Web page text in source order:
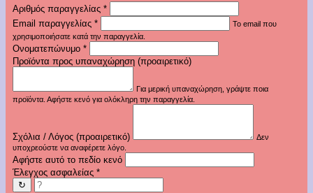
Αριθμός παραγγελίας *
Email παραγγελίας *
Το email που
χρησιμοποιήσατε κατά την παραγγελία.
Ονοματεπώνυμο *
Προϊόντα προς υπαναχώρηση (προαιρετικό)
Για μερική υπαναχώρηση, γράψτε ποια
προϊόντα. Αφήστε κενό για ολόκληρη την παραγγελία.
Σχόλια / Λόγος (προαιρετικό)
Δεν
υποχρεούστε να αναφέρετε λόγο.
Αφήστε αυτό το πεδίο κενό
Έλεγχος ασφαλείας *
↻